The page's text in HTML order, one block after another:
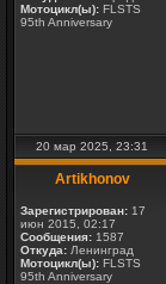
Мотоцикл(ы): FLSTS
95th Anniversary
20 мар 2025, 23:31
Artikhonov
Зарегистрирован: 17
июн 2015, 02:17
Сообщения: 1587
Откуда: Ленинград
Мотоцикл(ы): FLSTS
95th Anniversary